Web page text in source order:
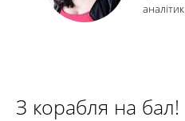
аналітик
З корабля на бал!